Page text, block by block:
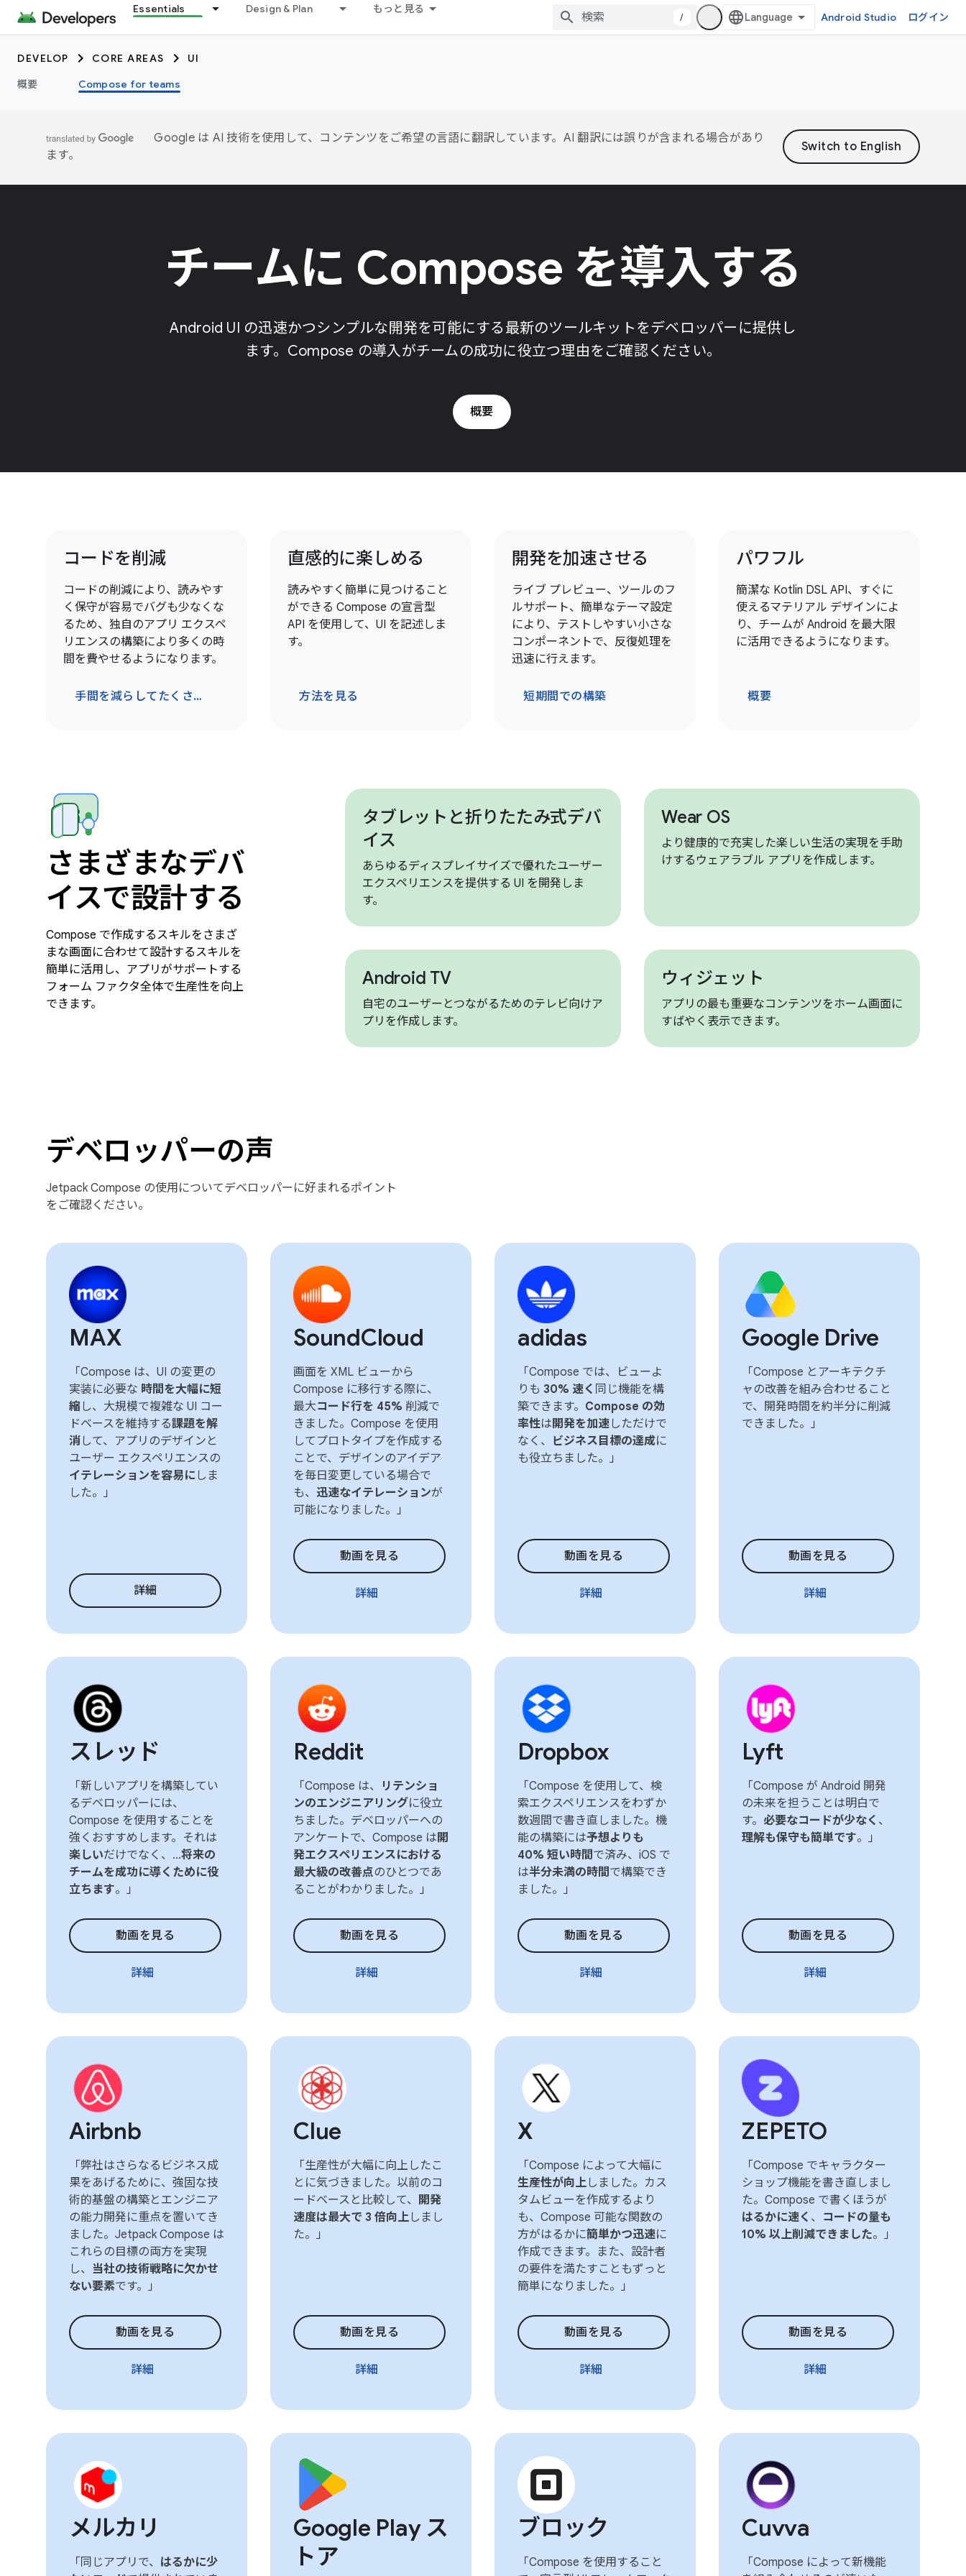
Essentials Design & Plan もっと見る
/ Android Studio ログイン
DEVELOP CORE AREAS
UI
概要
Compose for teams
Google は AI 技術を使用して、コンテンツをご希望の言語に翻訳しています。AI 翻訳には誤りが含まれる場合があり
ます。
チームに Compose を導入する
Android UI の迅速かつシンプルな開発を可能にする最新のツールキットをデベロッパーに提供し
ます。Compose の導入がチームの成功に役立つ理由をご確認ください。
概要
コードを削減
コードの削減により、読みやす
く保守が容易でバグも少なくな
るため、独自のアプリ エクスペ
リエンスの構築により多くの時
間を費やせるようになります。
手間を減らしてたくさんの作業をこなそう
直感的に楽しめる
読みやすく簡単に見つけること
ができる Compose の宣言型
API を使用して、UI を記述しま
す。
方法を見る
開発を加速させる
ライブ プレビュー、ツールのフ
ルサポート、簡単なテーマ設定
により、テストしやすい小さな
コンポーネントで、反復処理を
迅速に行えます。
短期間での構築
パワフル
簡潔な Kotlin DSL API、すぐに
使えるマテリアル デザインによ
り、チームが Android を最大限
に活用できるようになります。
概要
さまざまなデバ
イスで設計する
Compose で作成するスキルをさまざ
まな画面に合わせて設計するスキルを
簡単に活用し、アプリがサポートする
フォーム ファクタ全体で生産性を向上
できます。
タブレットと折りたたみ式デバ
イス
あらゆるディスプレイサイズで優れたユーザー
エクスペリエンスを提供する UI を開発しま
す。
Wear OS
より健康的で充実した楽しい生活の実現を手助
けするウェアラブル アプリを作成します。
Android TV
自宅のユーザーとつながるためのテレビ向けア
プリを作成します。
ウィジェット
アプリの最も重要なコンテンツをホーム画面に
すばやく表示できます。
デベロッパーの声
Jetpack Compose の使用についてデベロッパーに好まれるポイント
をご確認ください。
MAX
「Compose は、UI の変更の
実装に必要な 時間を大幅に短
縮 し、大規模で複雑な UI コー
ドベースを維持する課題を解
消 して、アプリのデザインと
ユーザー エクスペリエンスの
イテレーションを容易に しま
した。」
詳細
SoundCloud
画面を XML ビューから
Compose に移行する際に、
最大コード行を 45% 削減で
きました。Compose を使用
してプロトタイプを作成する
ことで、デザインのアイデア
を毎日変更している場合で
も、 迅速なイテレーションが
可能になりました。」
動画を見る
詳細
adidas
「Compose では、ビューよ
りも 30% 速く 同じ機能を構
築できます。 Compose の効
率性は 開発を加速 しただけで
なく、 ビジネス目標の達成に
も役立ちました。」
動画を見る
詳細
Google Drive
「Compose とアーキテクチ
ャの改善を組み合わせること
で、開発時間を約半分に削減
できました。」
動画を見る
詳細
スレッド
「新しいアプリを構築してい
るデベロッパーには、
Compose を使用することを
強くおすすめします。それは
楽しいだけでなく、...将来の
チームを成功に導くために役
立ちます。」
動画を見る
詳細
Reddit
「Compose は、
リテンショ
ンのエンジニアリングに役立
ちました。デベロッパーへの
アンケートで、Compose は 開
発エクスペリエンスにおける
最大級の改善点のひとつであ
ることがわかりました。」
動画を見る
詳細
Dropbox
「Compose を使用して、検
索エクスペリエンスをわずか
数週間で書き直しました。機
能の構築には予想よりも
40% 短い時間で済み、iOS で
は半分未満の時間で構築でき
ました。」
動画を見る
詳細
Lyft
「Compose が Android 開発
の未来を担うことは明白で
す。 必要なコードが少なく 、
理解も保守も簡単です。」
動画を見る
詳細
Airbnb
「弊社はさらなるビジネス成
果をあげるために、強固な技
術的基盤の構築とエンジニア
の能力開発に重点を置いてき
ました。Jetpack Compose は
これらの目標の両方を実現
し、 当社の技術戦略に欠かせ
ない要素です。」
動画を見る
詳細
Clue
「生産性が大幅に向上したこ
とに気づきました。以前のコ
ードベースと比較して、
開発
速度は最大で 3 倍向上 しまし
た。」
動画を見る
詳細
X
「Compose によって大幅に
生産性が向上 しました。カス
タムビューを作成するより
も、Compose 可能な関数の
方がはるかに簡単かつ迅速に
作成できます。また、設計者
の要件を満たすこともずっと
簡単になりました。」
動画を見る
詳細
ZEPETO
「Compose でキャラクター
ショップ機能を書き直しまし
た。Compose で書くほうが
はるかに速く 、 コードの量も
10% 以上削減できました。」
動画を見る
詳細
メルカリ
「同じアプリで、 はるかに少
Google Play ス
トア
ブロック
「Compose を使用すること
Cuvva
「Compose によって新機能